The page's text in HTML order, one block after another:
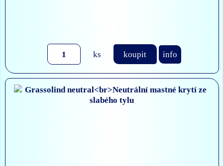
ks koupit info